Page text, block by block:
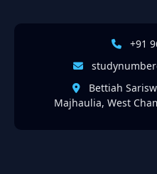
+91
Bettiah
Majhaulia, West